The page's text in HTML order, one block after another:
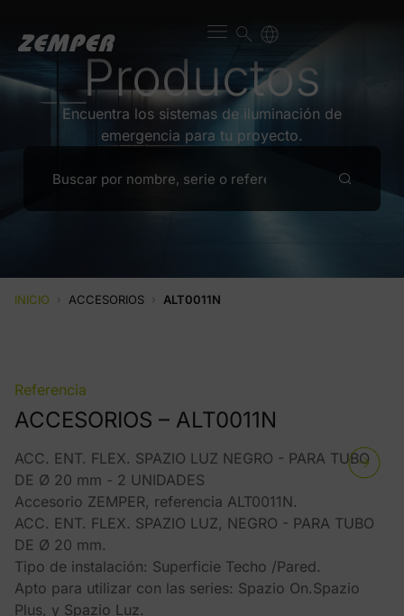
Productos
Encuentra los sistemas de iluminación de
emergencia para tu proyecto.
INICIO › ACCESORIOS › ALT0011N
Referencia
ACCESORIOS – ALT0011N
ACC. ENT. FLEX. SPAZIO LUZ NEGRO - PARA TUBO
DE Ø 20 mm - 2 UNIDADES
Accesorio ZEMPER, referencia ALT0011N.
ACC. ENT. FLEX. SPAZIO LUZ, NEGRO - PARA TUBO
DE Ø 20 mm.
Tipo de instalación: Superficie Techo /Pared.
Apto para utilizar con las series: Spazio On.Spazio
Plus, y Spazio Luz.